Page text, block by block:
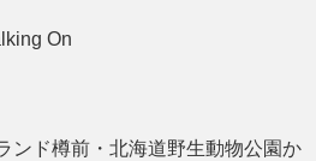
On
ンド樽前・北海道野生動物公園か